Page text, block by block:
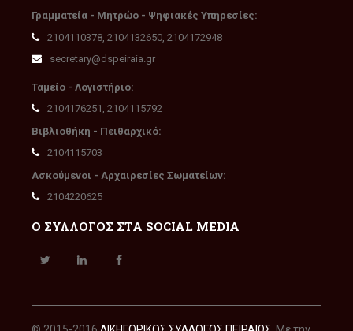
Γραμματεία - Μητρώο - Ψηφιακές Υπηρεσίες:
2104110378, 2104132650, 2104172948
secretary@dspeiraia.gr
Ταμείο - Λογιστήριο:
2104176251, 2104115792
Βιβλιοθήκη - Πειθαρχικό:
2104115703
Ασκούμενοι - Αρχαιρεσίες Σωματείων:
2104220625
Ο ΣΥΛΛΟΓΟΣ ΣΤΑ SOCIAL MEDIA